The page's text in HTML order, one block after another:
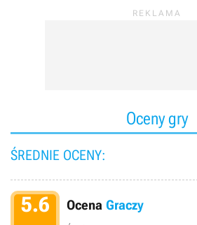
Oceny gry
ŚREDNIE OCENY:
5.6 Ocena Graczy